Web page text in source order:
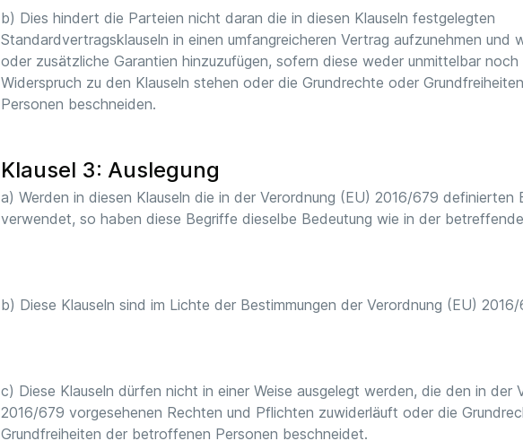
b) Dies hindert die Parteien nicht daran die in diesen Klauseln festgelegten
Standardvertragsklauseln in einen umfangreicheren Vertrag aufzunehmen und
oder zusätzliche Garantien hinzuzufügen, sofern diese weder unmittelbar noch
Widerspruch zu den Klauseln stehen oder die Grundrechte oder
Personen beschneiden.
Klausel 3: Auslegung
a) Werden in diesen Klauseln die in der Verordnung (EU) 2016/679 definierten
verwendet, so haben diese Begriffe dieselbe Bedeutung wie in der
b) Diese Klauseln sind im Lichte der Bestimmungen der Verordnung (EU)
c) Diese Klauseln dürfen nicht in einer Weise ausgelegt werden, die den in der
2016/679 vorgesehenen Rechten und Pflichten zuwiderläuft oder die
Grundfreiheiten der betroffenen Personen beschneidet.